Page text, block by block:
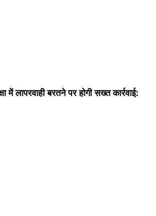
में लापरवाही बरतने पर होगी सख्त कार्रवाई: